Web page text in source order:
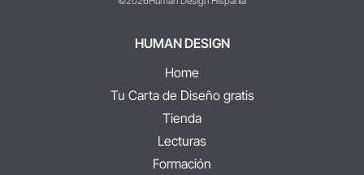
HUMAN DESIGN
Home
Tu Carta de Diseño gratis
Tienda
Lecturas
Formación